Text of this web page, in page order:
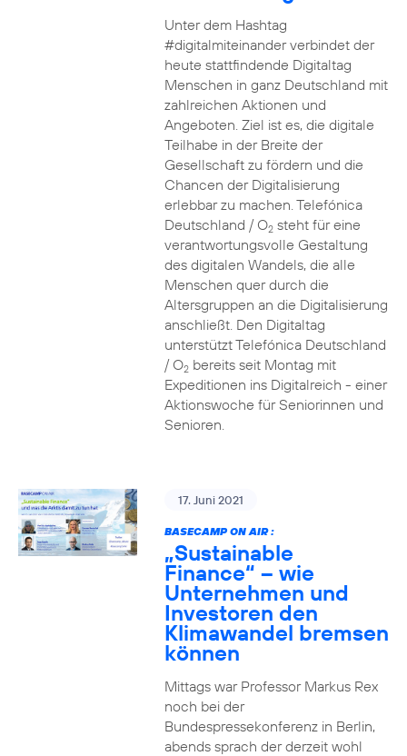
Unter dem Hashtag
#digitalmiteinander verbindet der
heute stattfindende Digitaltag
Menschen in ganz Deutschland mit
zahlreichen Aktionen und
Angeboten. Ziel ist es, die digitale
Teilhabe in der Breite der
Gesellschaft zu fördern und die
Chancen der Digitalisierung
erlebbar zu machen. Telefónica
Deutschland / O2steht für eine
verantwortungsvolle Gestaltung
des digitalen Wandels, die alle
Menschen quer durch die
Altersgruppen an die Digitalisierung
anschließt. Den Digitaltag
unterstützt Telefónica Deutschland
/ O2bereits seit Montag mit
Expeditionen ins Digitalreich - einer
Aktionswoche für Seniorinnen und
Senioren.
17. Juni 2021
BASECAMP ON AIR :
„Sustainable
Finance“ – wie
Unternehmen und
Investoren den
Klimawandel bremsen
können
Mittags war Professor Markus Rex
noch bei der
Bundespressekonferenz in Berlin,
abends sprach der derzeit wohl